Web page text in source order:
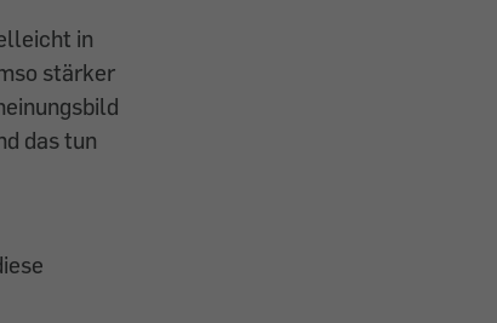
in
stärker
das tun